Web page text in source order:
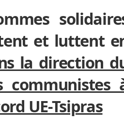
et luttent
la direction
communistes
UE-Tsipras